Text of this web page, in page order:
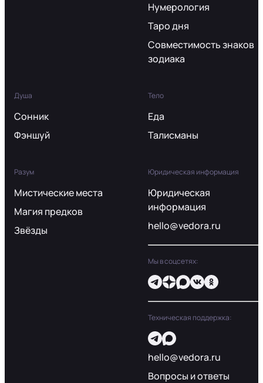
Нумерология
Таро дня
Совместимость знаков
зодиака
Душа
Сонник
Фэншуй
Тело
Еда
Талисманы
Разум
Мистические места
Магия предков
Звёзды
Юридическая информация
Юридическая
информация
hello@vedora.ru
Мы в соцсетях:
Техническая поддержка:
hello@vedora.ru
Вопросы и ответы